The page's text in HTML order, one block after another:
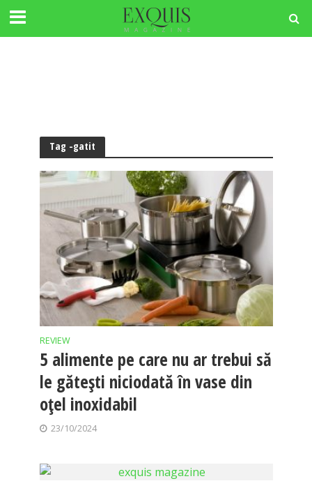
Tag -gatit
REVIEW
5 alimente pe care nu ar trebui să
le gătești niciodată în vase din
oțel inoxidabil
23/10/2024